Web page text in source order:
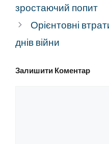
зростаючий попит
Орієнтовні
днів війни
Залишити Коментар